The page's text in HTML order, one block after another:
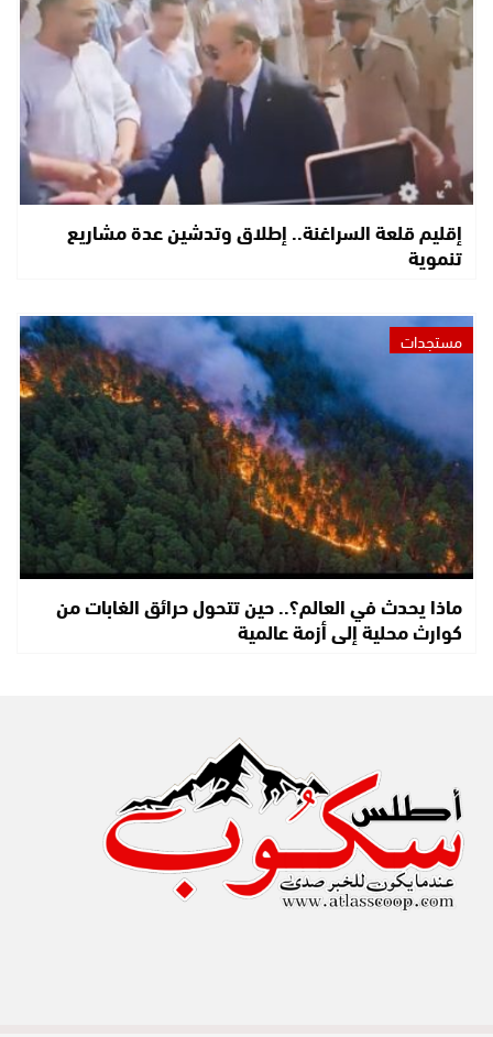
إقليم قلعة السراغنة.. إطلاق وتدشين عدة مشاريع
تنموية
مستجدات
ماذا يحدث في العالم؟.. حين تتحول حرائق الغابات من
كوارث محلية إلى أزمة عالمية